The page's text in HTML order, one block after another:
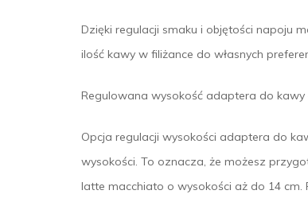
Dzięki regulacji smaku i objętości napoju
ilość kawy w filiżance do własnych
Regulowana wysokość adaptera do kawy
Opcja regulacji wysokości adaptera do
wysokości. To oznacza, że możesz
latte macchiato o wysokości aż do 14